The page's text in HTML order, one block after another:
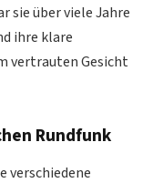
sie über viele Jahre
ihre klare
vertrauten Gesicht
Rundfunk
verschiedene